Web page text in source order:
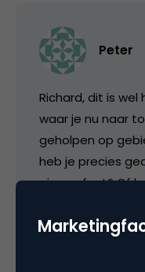
Peter
Richard, dit is
waar je nu naar
geholpen op
heb je precies
ging er fout? Of
9 december 2008